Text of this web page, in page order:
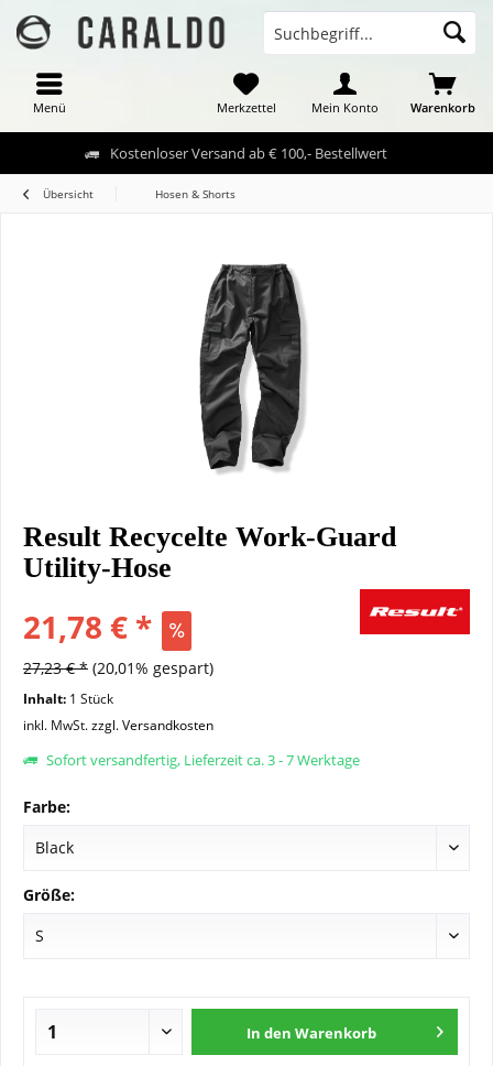
Kostenloser Versand ab € 100,- Bestellwert
Menü Warenkorb
Merkzettel Mein Konto
Übersicht Hosen & Shorts
Result Recycelte Work-Guard
Utility-Hose
21,78 € *
27,23 € * (20,01% gespart)
Inhalt: 1 Stück
inkl. MwSt.zzgl. Versandkosten
Sofort versandfertig, Lieferzeit ca. 3 - 7 Werktage
Farbe:
Größe:
In den Warenkorb